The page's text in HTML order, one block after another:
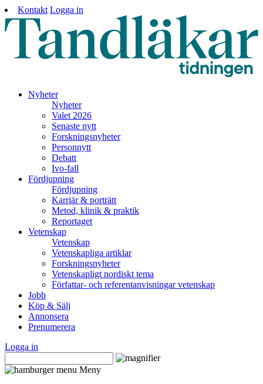
Kontakt Logga in
Nyheter
Nyheter
Valet 2026
Senaste nytt
Forskningsnyheter
Personnytt
Debatt
Ivo-fall
Fördjupning
Fördjupning
Karriär & porträtt
Metod, klinik & praktik
Reportaget
Vetenskap
Vetenskap
Vetenskapliga artiklar
Forskningsnyheter
Vetenskapligt nordiskt tema
Författar- och referentanvisningar vetenskap
Jobb
Köp & Sälj
Annonsera
Prenumerera
Logga in
Meny